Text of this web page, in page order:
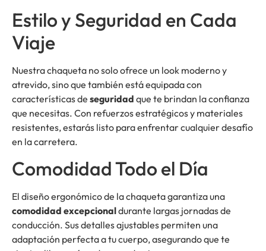
Estilo y Seguridad en Cada
Viaje
Nuestra chaqueta no solo ofrece un look moderno y
atrevido, sino que también está equipada con
características de seguridad que te brindan la confianza
que necesitas. Con refuerzos estratégicos y materiales
resistentes, estarás listo para enfrentar cualquier desafío
en la carretera.
Comodidad Todo el Día
El diseño ergonómico de la chaqueta garantiza una
comodidad excepcionaldurante largas jornadas de
conducción. Sus detalles ajustables permiten una
adaptación perfecta a tu cuerpo, asegurando que te